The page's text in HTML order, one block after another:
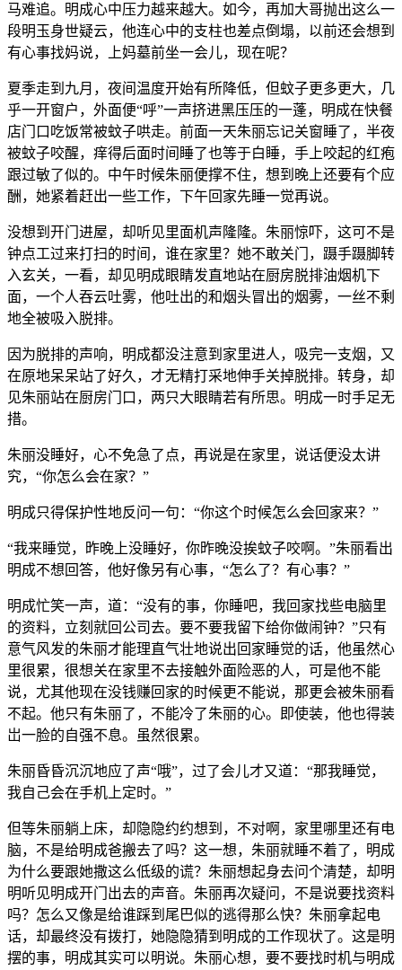
马难追。明成心中压力越来越大。如今，再加大哥抛出这么一
段明玉身世疑云，他连心中的支柱也差点倒塌，以前还会想到
有心事找妈说，上妈墓前坐一会儿，现在呢？
夏季走到九月，夜间温度开始有所降低，但蚊子更多更大，几
乎一开窗户，外面便“呼”一声挤进黑压压的一蓬，明成在快餐
店门口吃饭常被蚊子哄走。前面一天朱丽忘记关窗睡了，半夜
被蚊子咬醒，痒得后面时间睡了也等于白睡，手上咬起的红疱
跟过敏了似的。中午时候朱丽便撑不住，想到晚上还要有个应
酬，她紧着赶出一些工作，下午回家先睡一觉再说。
没想到开门进屋，却听见里面机声隆隆。朱丽惊吓，这可不是
钟点工过来打扫的时间，谁在家里？她不敢关门，蹑手蹑脚转
入玄关，一看，却见明成眼睛发直地站在厨房脱排油烟机下
面，一个人吞云吐雾，他吐出的和烟头冒出的烟雾，一丝不剩
地全被吸入脱排。
因为脱排的声响，明成都没注意到家里进人，吸完一支烟，又
在原地呆呆站了好久，才无精打采地伸手关掉脱排。转身，却
见朱丽站在厨房门口，两只大眼睛若有所思。明成一时手足无
措。
朱丽没睡好，心不免急了点，再说是在家里，说话便没太讲
究，“你怎么会在家？”
明成只得保护性地反问一句：“你这个时候怎么会回家来？”
“我来睡觉，昨晚上没睡好，你昨晚没挨蚊子咬啊。”朱丽看出
明成不想回答，他好像另有心事，“怎么了？有心事？”
明成忙笑一声，道：“没有的事，你睡吧，我回家找些电脑里
的资料，立刻就回公司去。要不要我留下给你做闹钟？”只有
意气风发的朱丽才能理直气壮地说出回家睡觉的话，他虽然心
里很累，很想关在家里不去接触外面险恶的人，可是他不能
说，尤其他现在没钱赚回家的时候更不能说，那更会被朱丽看
不起。他只有朱丽了，不能冷了朱丽的心。即使装，他也得装
岀一脸的自强不息。虽然很累。
朱丽昏昏沉沉地应了声“哦”，过了会儿才又道：“那我睡觉，
我自己会在手机上定时。”
但等朱丽躺上床，却隐隐约约想到，不对啊，家里哪里还有电
脑，不是给明成爸搬去了吗？这一想，朱丽就睡不着了，明成
为什么要跟她撒这么低级的谎？朱丽想起身去问个清楚，却明
明听见明成开门出去的声音。朱丽再次疑问，不是说要找资料
吗？怎么又像是给谁踩到尾巴似的逃得那么快？朱丽拿起电
话，却最终没有拨打，她隐隐猜到明成的工作现状了。这是明
摆的事，明成其实可以明说。朱丽心想，要不要找时机与明成